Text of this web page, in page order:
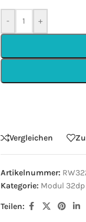
- +
Vergleichen
Artikelnummer:
Kategorie: Modul 32dp
Teilen: